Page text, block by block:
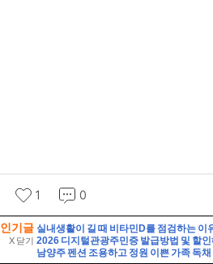
인기글
X 닫기
실내생활이 길 때 비타민D를 점검하는 이